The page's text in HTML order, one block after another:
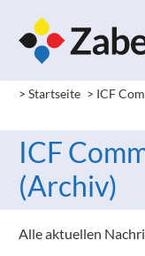
> Startseite > ICF
ICF
(Archiv)
Alle aktuellen